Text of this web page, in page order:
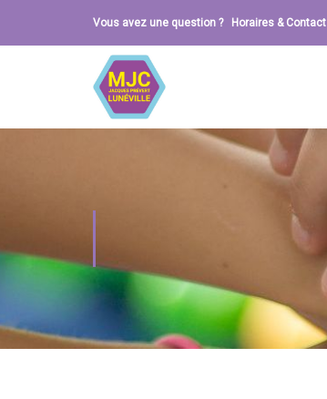
Vous avez une question ? Horaires & Contact